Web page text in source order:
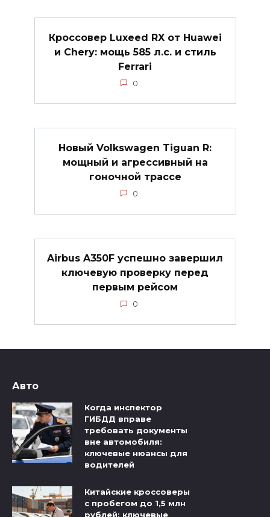
Кроссовер Luxeed RX от Huawei
и Chery: мощь 585 л.с. и стиль
Ferrari
0
Новый Volkswagen Tiguan R:
мощный и агрессивный на
гоночной трассе
0
Airbus A350F успешно завершил
ключевую проверку перед
первым рейсом
0
Авто
Когда инспектор
ГИБДД вправе
требовать документы
вне автомобиля:
ключевые нюансы для
водителей
Китайские кроссоверы
с пробегом до 1,5 млн
рублей: ключевые